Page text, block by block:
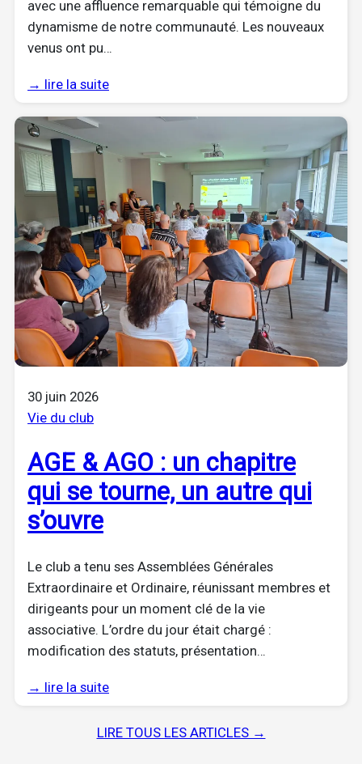
avec une affluence remarquable qui témoigne du
dynamisme de notre communauté. Les nouveaux
venus ont pu…
→ lire la suite
30 juin 2026
Vie du club
AGE & AGO : un chapitre
qui se tourne, un autre qui
s’ouvre
Le club a tenu ses Assemblées Générales
Extraordinaire et Ordinaire, réunissant membres et
dirigeants pour un moment clé de la vie
associative. L’ordre du jour était chargé :
modification des statuts, présentation…
→ lire la suite
LIRE TOUS LES ARTICLES →